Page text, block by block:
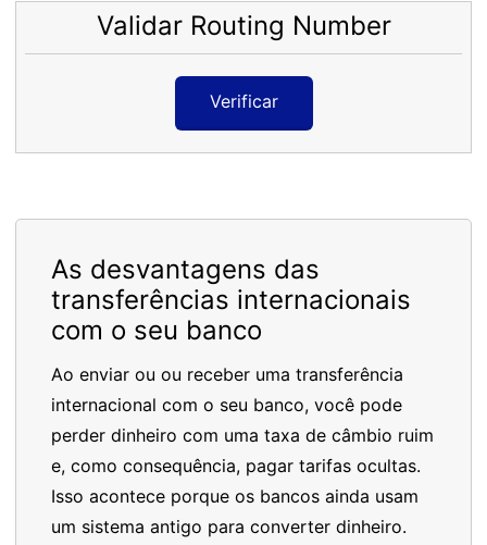
Validar Routing Number
Verificar
As desvantagens das
transferências internacionais
com o seu banco
Ao enviar ou ou receber uma transferência
internacional com o seu banco, você pode
perder dinheiro com uma taxa de câmbio ruim
e, como consequência, pagar tarifas ocultas.
Isso acontece porque os bancos ainda usam
um sistema antigo para converter dinheiro.